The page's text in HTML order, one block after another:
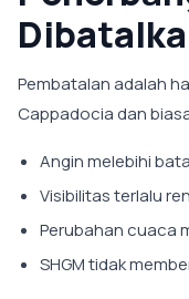
Pembatalan adalah
Cappadocia dan
Angin melebihi
Visibilitas terlalu
Perubahan cuaca
SHGM tidak